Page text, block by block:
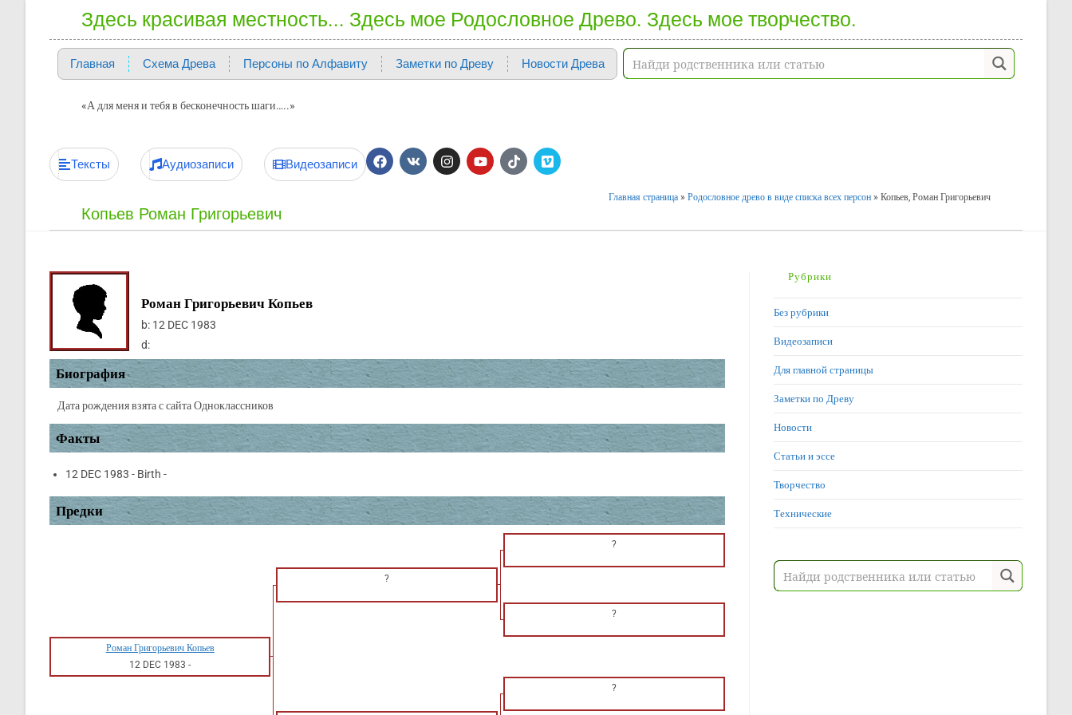
Здесь красивая местность... Здесь мое Родословное Древо. Здесь мое творчество.
Главная Схема Древа Персоны по Алфавиту Заметки по Древу Новости Древа
«А для меня и тебя в бесконечность шаги…..»
Тексты Аудиозаписи Видеозаписи
Главная страница » Родословное древо в виде списка всех персон » Копьев, Роман Григорьевич
Копьев Роман Григорьевич
Роман Григорьевич Копьев
b: 12 DEC 1983
d:
Биография
Дата рождения взята с сайта Одноклассников
Факты
12 DEC 1983 - Birth -
Предки
?
?
?
Роман Григорьевич Копьев
12 DEC 1983 -
?
Рубрики
Без рубрики
Видеозаписи
Для главной страницы
Заметки по Древу
Новости
Статьи и эссе
Творчество
Технические